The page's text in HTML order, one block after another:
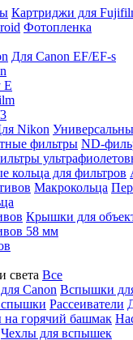
Картриджи для
Фотопленка
Для Canon EF/EF-s
E
Nikon
фильтры ND-
кольца для фильтров
Макрокольца
Крышки для
58 мм
света Все
Canon Вспышки
Рассеиватели
на горячий башмак
Чехлы для вспышек